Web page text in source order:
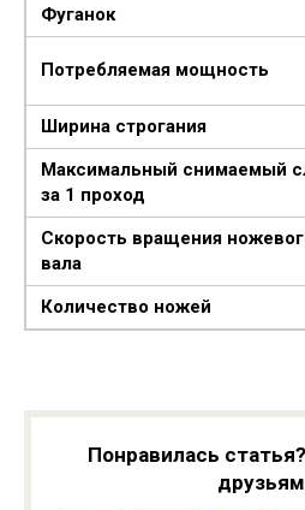
Фуганок
Потребляемая мощность
Ширина строгания
Максимальный снимаемый
за 1 проход
Скорость вращения
вала
Количество ножей
Понравилась